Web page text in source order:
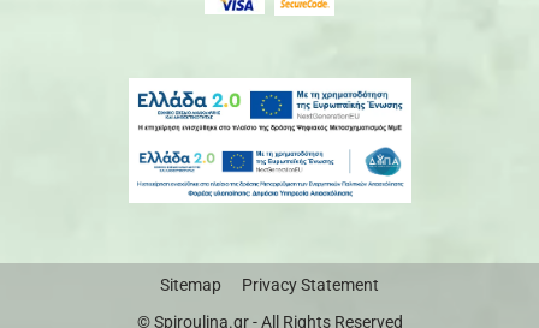
Sitemap
Privacy Statement
© Spiroulina.gr - All Rights Reserved